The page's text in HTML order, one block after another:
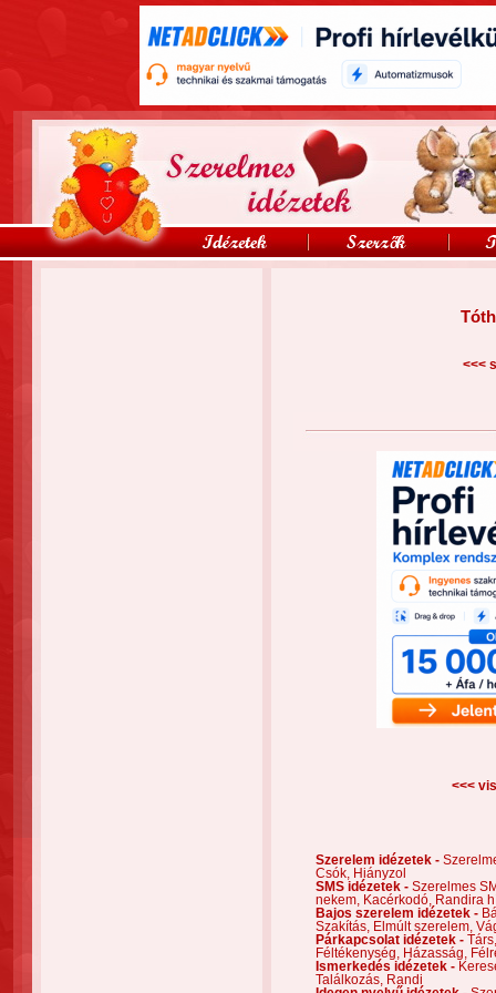
<<<
<<<
Szerelem idézetek -
Csók,
Hiányzol
SMS idézetek - Szerelmes
nekem,
Kacérkodó,
Randira
Bajos szerelem idézetek -
Szakítás,
Elmúlt szerelem,
Párkapcsolat idézetek -
Féltékenység,
Házasság,
Ismerkedés idézetek -
Találkozás,
Randi